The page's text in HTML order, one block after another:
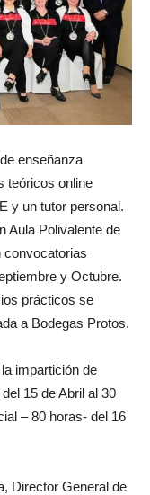
enseñanza
teóricos online
y un tutor personal.
Aula Polivalente de
convocatorias
y Octubre.
prácticos se
a Bodegas Protos.
impartición de
15 de Abril al 30
– 80 horas- del 16
Director General de